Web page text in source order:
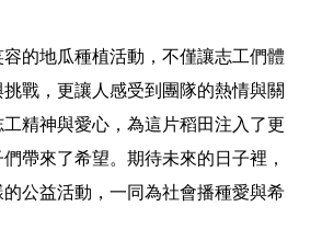
的地瓜種植活動，不僅讓志工們體
戰，更讓人感受到團隊的熱情與關
精神與愛心，為這片稻田注入了更
帶來了希望。期待未來的日子裡，
公益活動，一同為社會播種愛與希